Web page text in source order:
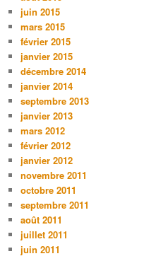
juin 2015
mars 2015
février 2015
janvier 2015
décembre 2014
janvier 2014
septembre 2013
janvier 2013
mars 2012
février 2012
janvier 2012
novembre 2011
octobre 2011
septembre 2011
août 2011
juillet 2011
juin 2011